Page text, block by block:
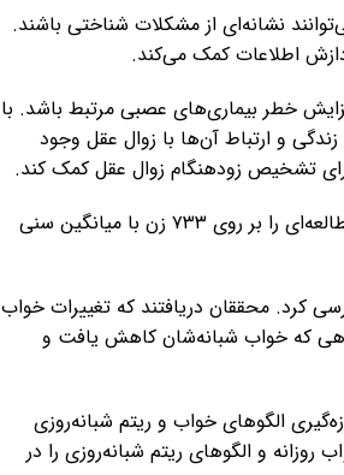
نشانه‌ای از مشکلات شناختی باشند.
اطلاعات کمک می‌کند.
خطر بیماری‌های عصبی مرتبط باشد. با
و ارتباط آن‌ها با زوال عقل وجود
تشخیص زودهنگام زوال عقل کمک کند.
به همین منظور، گروهی از پژوهشگران از دانشگاه کالیفرنیا، سانفرانسیسکو، مطالعه‌ای را بر روی ۷۳۳ زن با میانگین سنی
کرد. محققان دریافتند که تغییرات خواب
که خواب شبانه‌شان کاهش یافت و
الگوهای خواب و ریتم شبانه‌روزی
و الگوهای ریتم شبانه‌روزی را در